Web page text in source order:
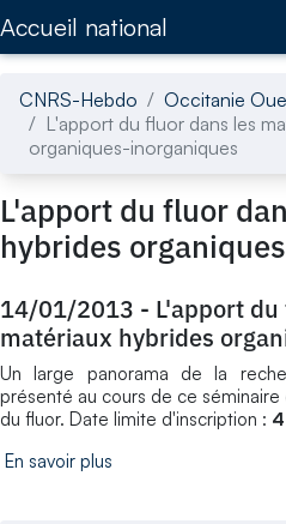
Accueil national
CNRS-Hebdo Occitanie
L'apport du fluor dans les
organiques-inorganiques
L'apport du fluor
hybrides
14/01/2013 - L'apport
matériaux hybrides
Un large panorama de la
présenté au cours de ce séminaire
du fluor. Date limite d'inscription :
En savoir plus